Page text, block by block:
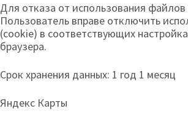
Для отказа от использования файлов
Пользователь вправе отключить
(cookie) в соответствующих
браузера.
Срок хранения данных: 1 год 1 месяц
Яндекс Карты